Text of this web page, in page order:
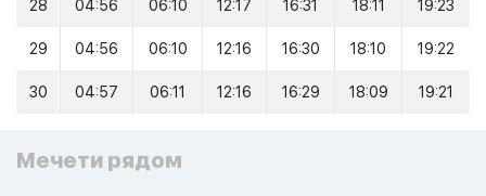
28 04:56 06:10 12:17 16:31 18:11 19:23
29 04:56 06:10 12:16 16:30 18:10 19:22
30 04:57 06:11 12:16 16:29 18:09 19:21
Мечети рядом